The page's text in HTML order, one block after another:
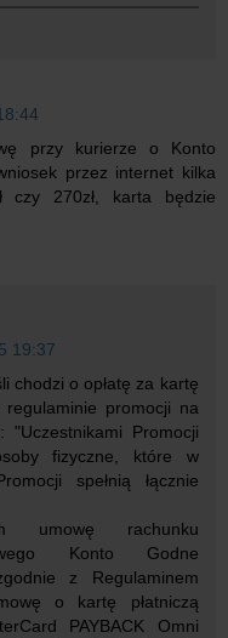
przy kurierze o Konto
przez internet kilka
czy 270zł, karta będzie
19:37
chodzi o opłatę za kartę
promocji na
Promocji
fizyczne, które w
spełnią łącznie
rachunku
Konto Godne
z Regulaminem
o kartę płatniczą
PAYBACK Omni